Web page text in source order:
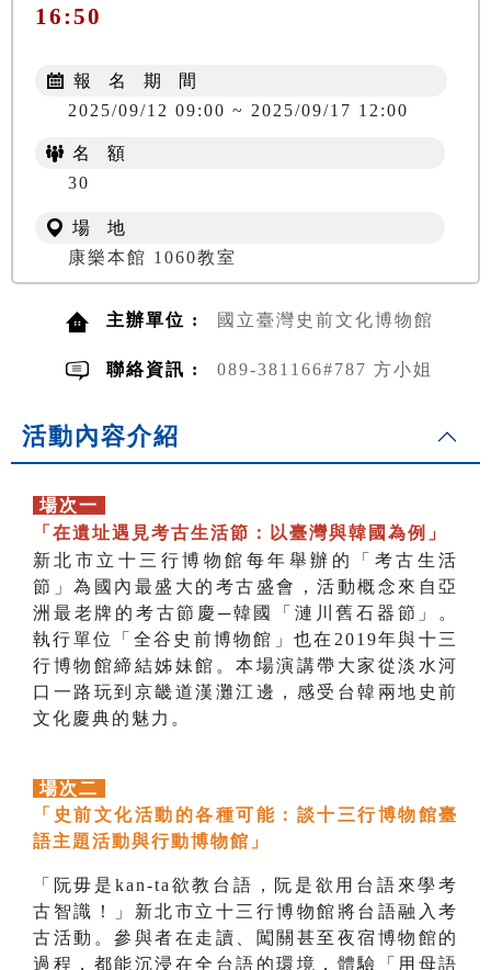
16:50
報 名 期 間
2025/09/12 09:00 ~ 2025/09/17 12:00
名 額
30
場 地
康樂本館 1060教室
主辦單位 : 國立臺灣史前文化博物館
聯絡資訊 : 089-381166#787 方小姐
活動內容介紹
場次一
「在遺址遇見考古生活節：以臺灣與韓國為例」
新北市立十三行博物館每年舉辦的「考古生活
節」為國內最盛大的考古盛會，活動概念來自亞
洲最老牌的考古節慶─韓國「漣川舊石器節」。
執行單位「全谷史前博物館」也在2019年與十三
行博物館締結姊妹館。本場演講帶大家從淡水河
口一路玩到京畿道漢灘江邊，感受台韓兩地史前
文化慶典的魅力。
場次二
「史前文化活動的各種可能：談十三行博物館臺
語主題活動與行動博物館」
「阮毋是kan-ta欲教台語，阮是欲用台語來學考
古智識！」新北市立十三行博物館將台語融入考
古活動。參與者在走讀、闖關甚至夜宿博物館的
過程，都能沉浸在全台語的環境，體驗「用母語